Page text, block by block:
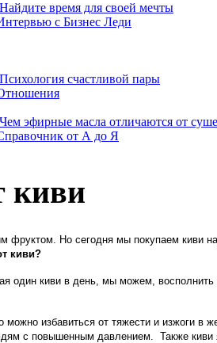
Найдите время для своей мечты
с Бизнес Леди
Психология счастливой пары
Чем эфирные масла отличаются от
от А до Я
киви
фруктом. Но сегодня мы покупаем
киви?
один киви в день, мы можем, восполнить
можно избавиться от тяжести и изжоги
с повышенным давлением.
Также